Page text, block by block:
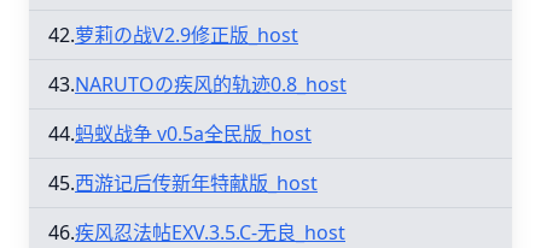
42.萝莉の战V2.9修正版_host
43.NARUTOの疾风的轨迹0.8_host
44.蚂蚁战争 v0.5a全民版_host
45.西游记后传新年特献版_host
46.疾风忍法帖EXV.3.5.C-无良_host